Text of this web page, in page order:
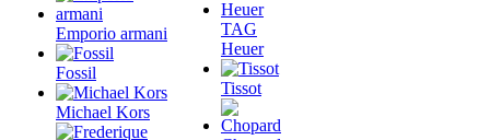
Emporio armani
Fossil
Michael Kors
TAG
Heuer
Tissot